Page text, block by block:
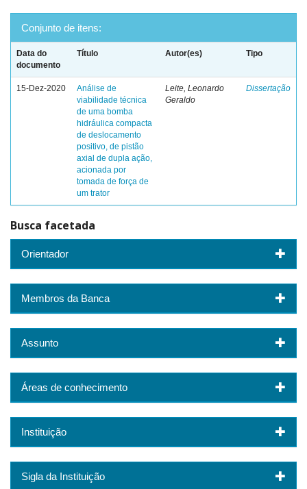
Conjunto de itens:
Data do
documento
Título Autor(es) Tipo
15-Dez-2020
Análise de
viabilidade técnica
de uma bomba
hidráulica compacta
de deslocamento
positivo, de pistão
axial de dupla ação,
acionada por
tomada de força de
um trator
Leite, Leonardo
Geraldo
Dissertação
Busca facetada
Orientador
Membros da Banca
Assunto
Áreas de conhecimento
Instituição
Sigla da Instituição